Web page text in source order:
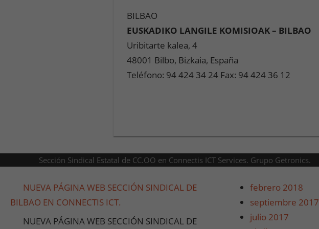
BILBAO
EUSKADIKO LANGILE KOMISIOAK – BILBAO
Uribitarte kalea, 4
48001 Bilbo, Bizkaia, España
Teléfono: 94 424 34 24 Fax: 94 424 36 12
Sección Sindical Estatal de CC.OO en Connectis ICT Services. Grupo Getronics.
NUEVA PÁGINA WEB SECCIÓN SINDICAL DE
BILBAO EN CONNECTIS ICT.
NUEVA PÁGINA WEB SECCIÓN SINDICAL DE
febrero 2018
septiembre 2017
julio 2017